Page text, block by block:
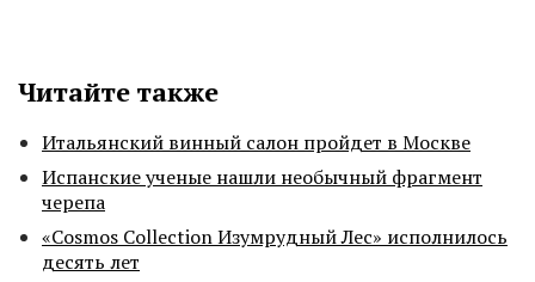
Читайте также
Итальянский винный салон пройдет в Москве
Испанские ученые нашли необычный фрагмент
черепа
«Cosmos Collection Изумрудный Лес» исполнилось
десять лет